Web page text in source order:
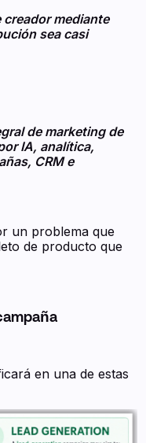
creador mediante
sea casi
de marketing de
IA, analítica,
CRM e
un problema que
de producto que
en una de estas